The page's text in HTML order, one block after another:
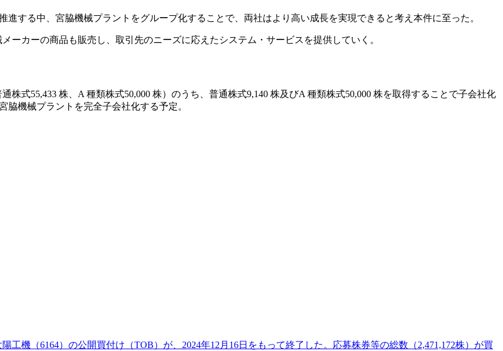
する中、宮脇機械プラントをグループ化することで、両社はより高い成長を実現できると考え本件に至った。
ーカーの商品も販売し、取引先のニーズに応えたシステム・サービスを提供していく。
式55,433 株、A 種類株式50,000 株）のうち、普通株式9,140 株及びA 種類株式50,000 株を取得することで子会社化
脇機械プラントを完全子会社化する予定。
機（6164）の公開買付け（TOB）が、2024年12月16日をもって終了した。応募株券等の総数（2,471,172株）が買